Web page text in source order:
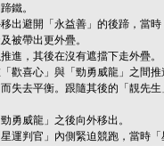
鐵。
出避開「永益善」的後蹄，當
被帶出更外疊。
進，其後在沒有遮擋下走外疊。
歡喜心」與「勁勇威龍」之間
失去平衡。跟隨其後的「靚先
勇威龍」之後向外移出。
運判官」內側緊迫競跑，當時